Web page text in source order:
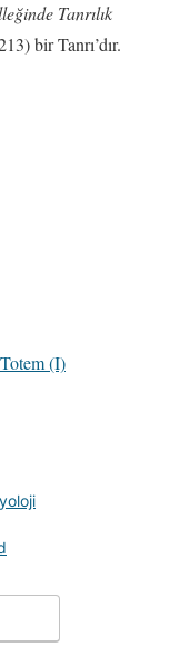
Tanrılık
bir Tanrı’dır.
(I)